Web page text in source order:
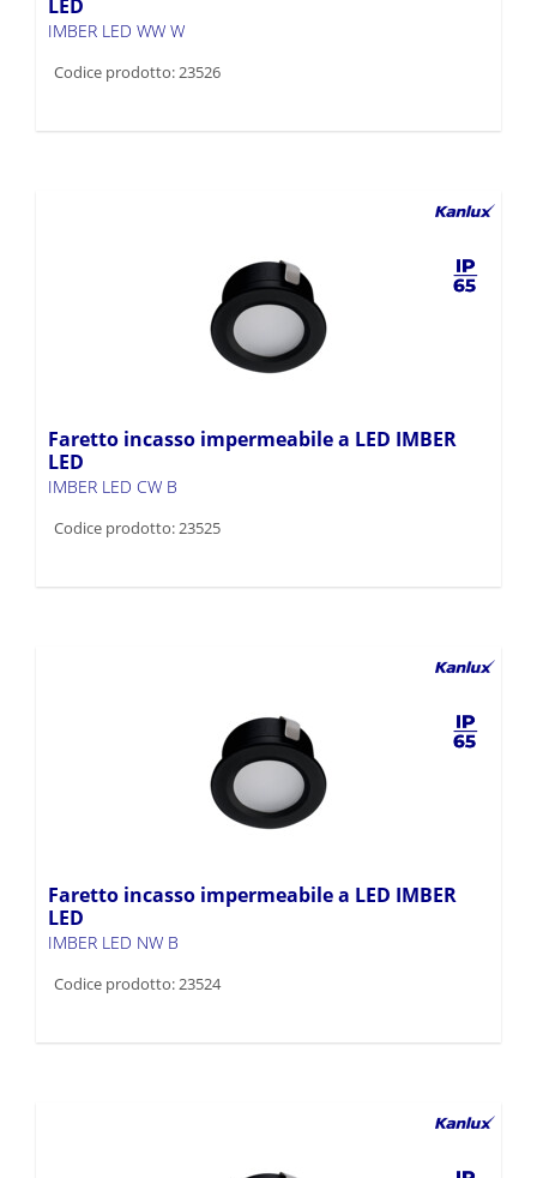
LED
IMBER LED WW W
Codice prodotto: 23526
Faretto incasso impermeabile a LED IMBER
LED
IMBER LED CW B
Codice prodotto: 23525
Faretto incasso impermeabile a LED IMBER
LED
IMBER LED NW B
Codice prodotto: 23524